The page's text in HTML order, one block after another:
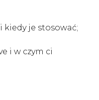
je stosować;
i w czym ci